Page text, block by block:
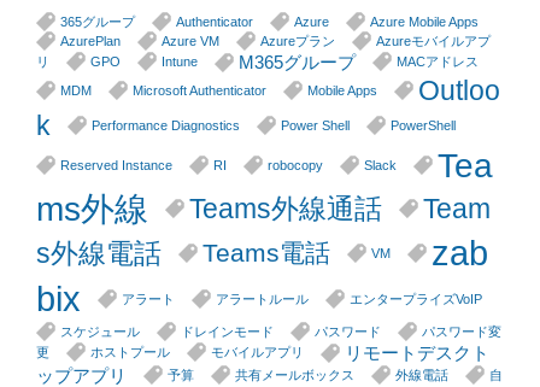
365グループ Authenticator Azure
Azure Mobile Apps
AzurePlan
Azure VM Azureプラン
Azureモバイルアプ
リ
GPO Intune M365グループ
MACアドレス
MDM
Microsoft Authenticator Mobile Apps
Outloo
k
Performance Diagnostics Power Shell PowerShell
Reserved Instance RI robocopy Slack
Tea
ms外線
Teams外線通話
Team
s外線電話
Teams電話 VM
zab
bix
アラート アラートルール エンタープライズVoIP
スケジュール ドレインモード パスワード
パスワード変
更
ホストプール モバイルアプリ
リモートデスクト
ップアプリ
予算 共有メールボックス 外線電話
自